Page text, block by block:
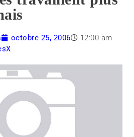
octobre 25, 2006
12:00 am